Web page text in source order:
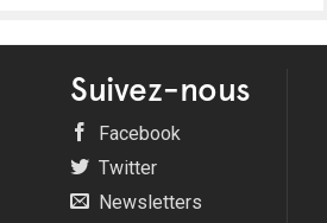
Suivez-nous
Facebook
Twitter
Newsletters